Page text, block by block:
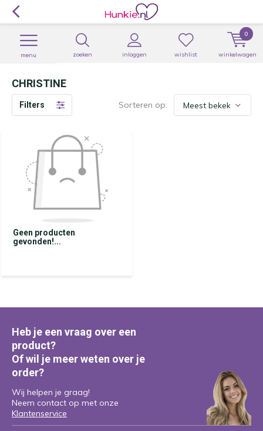
zoeken inloggen
menu wishlist winkelwagen
0
CHRISTINE
Filters Sorteren op:
Geen producten
gevonden!...
Heb je een vraag over een
product?
Of wil je meer weten over je
order?
Wij helpen je graag!
Neem contact op met onze
Klantenservice